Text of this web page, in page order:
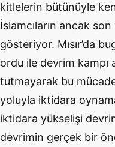
kitlelerin bütünüyle
İslamcıların ancak son
gösteriyor. Mısır’da
ordu ile devrim kampı
tutmayarak bu
yoluyla iktidara
iktidara yükselişi
devrimin gerçek bir